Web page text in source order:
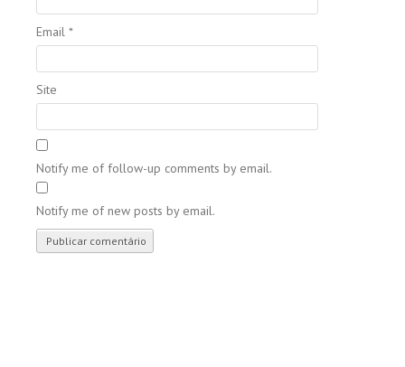
Email *
Site
Notify me of follow-up comments by email.
Notify me of new posts by email.